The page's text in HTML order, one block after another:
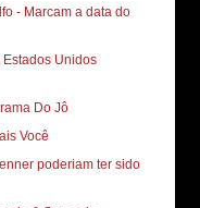
- Marcam a data do
Unidos
Do Jô
Você
poderiam ter sido